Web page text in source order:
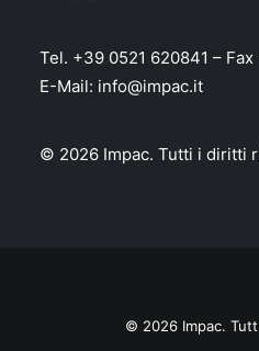
Tel. +39 0521 620841 –
E-Mail: info@impac.it
© 2026 Impac. Tutti i diritti
© 2026 Impac.